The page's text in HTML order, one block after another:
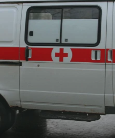
Образование
Общество
Погода
Праздники
Происшествия
Экономика и бизнес
ПРОЕКТЫ
Блоги